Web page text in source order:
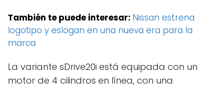
También te puede interesar: Nissan estrena
logotipo y eslogan en una nueva era para la
marca
La variante sDrive20i está equipada con un
motor de 4 cilindros en línea, con una